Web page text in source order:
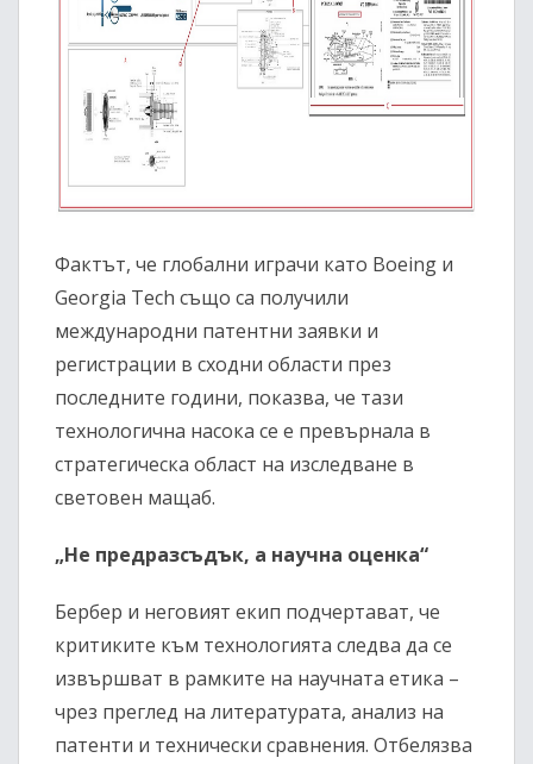
Фактът, че глобални играчи като Boeing и
Georgia Tech също са получили
международни патентни заявки и
регистрации в сходни области през
последните години, показва, че тази
технологична насока се е превърнала в
стратегическа област на изследване в
световен мащаб.
„Не предразсъдък, а научна оценка“
Бербер и неговият екип подчертават, че
критиките към технологията следва да се
извършват в рамките на научната етика –
чрез преглед на литературата, анализ на
патенти и технически сравнения. Отбелязва